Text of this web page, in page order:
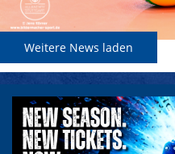
Weitere News laden